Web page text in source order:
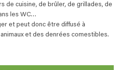
de cuisine, de brûler, de grillades, de
les WC…
et peut donc être diffusé à
et des denrées comestibles.